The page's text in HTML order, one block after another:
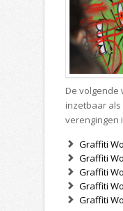
De volgende
inzetbaar
verengingen
Graffiti
Graffiti
Graffiti
Graffiti
Graffiti